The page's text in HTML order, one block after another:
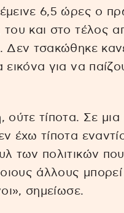
6,5 ώρες ο
και στο τέλος
τσακώθηκε
για να
τίποτα. Σε μια
έχω τίποτα
πολιτικών που
άλλους
σημείωσε.